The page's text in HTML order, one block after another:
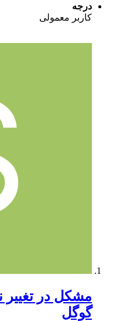
درجه
کاربر معمولی
مشکل در تغییر
گوگل